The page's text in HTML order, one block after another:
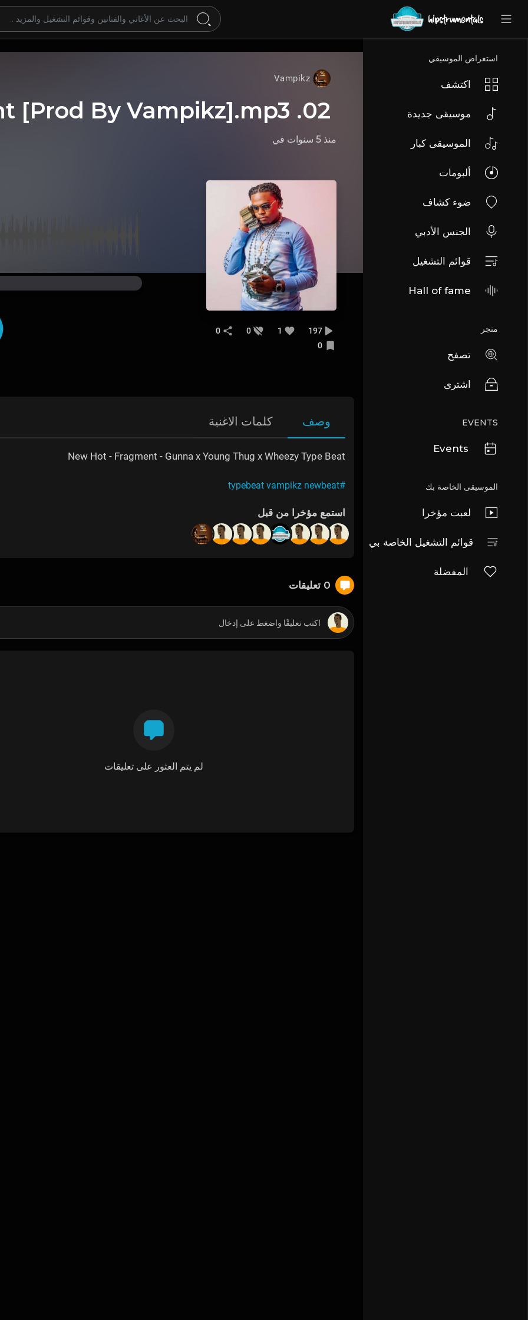
استعراض الموسيقي
اكتشف
موسيقى جديدة
الموسيقى كبار
ألبومات
ضوء كشاف
الجنس الأدبي
قوائم التشغيل
Hall of fame
متجر
تصفح
اشترى
EVENTS
Events
الموسيقى الخاصة بك
لعبت مؤخرا
قوائم التشغيل الخاصة بي
المفضلة
Vampikz
02. Fragment [Prod By Vampikz].mp3
منذ 5 سنوات في
197
1
0
0
0
وصف كلمات الاغنية
New Hot - Fragment - Gunna x Young Thug x Wheezy Type Beat
#typebeat vampikz newbeat
استمع مؤخرا من قبل
0 تعليقات
لم يتم العثور على تعليقات